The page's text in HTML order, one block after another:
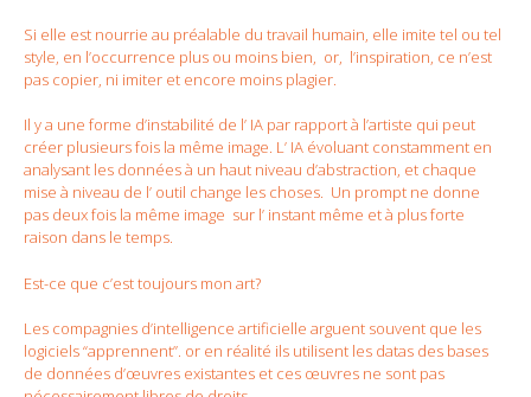
Si elle est nourrie au préalable du travail humain, elle imite tel ou tel
style, en l’occurrence plus ou moins bien, or, l’inspiration, ce n’est
pas copier, ni imiter et encore moins plagier.
Il y a une forme d’instabilité de l’ IA par rapport à l’artiste qui peut
créer plusieurs fois la même image. L’ IA évoluant constamment en
analysant les données à un haut niveau d’abstraction, et chaque
mise à niveau de l’ outil change les choses. Un prompt ne donne
pas deux fois la même image sur l’ instant même et à plus forte
raison dans le temps.
Est-ce que c’est toujours mon art?
Les compagnies d’intelligence artificielle arguent souvent que les
logiciels “apprennent”. or en réalité ils utilisent les datas des bases
de données d’œuvres existantes et ces œuvres ne sont pas